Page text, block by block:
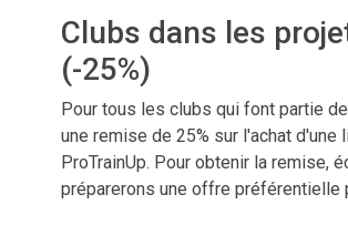
Clubs dans les
(-25%)
Pour tous les clubs qui font partie
une remise de 25% sur l'achat
ProTrainUp. Pour obtenir la remise,
préparerons une offre préférentielle